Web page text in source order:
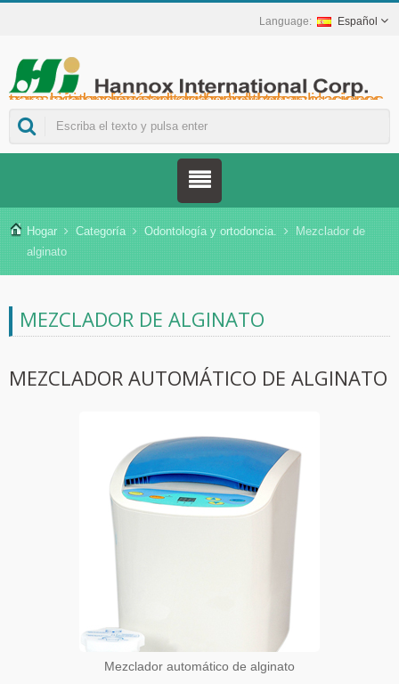
Español
Hannox International Corp. - Ayudamos a importadores, mayoristas y distribuidores de dispositivos médicos, así como a marcas del sector sanitario, a lanzar soluciones no farmacológicas para el cuidado de heridas y mucosas en úlceras orales, cuidados de apoyo para pacientes con cáncer, protección de la piel, cuidado de la mucosa nasal y protección de heridas en el hogar. También ofrecemos una amplia gama de dispositivos médicos para la prevención y el control de la diabetes, soluciones para la prevención de enfermedades transmitidas por mosquitos y otras aplicaciones para la atención sanitaria en el hogar.
Hogar Categoría Odontología y ortodoncia.
Mezclador de
alginato
MEZCLADOR DE ALGINATO
MEZCLADOR AUTOMÁTICO DE ALGINATO
Mezclador automático de alginato